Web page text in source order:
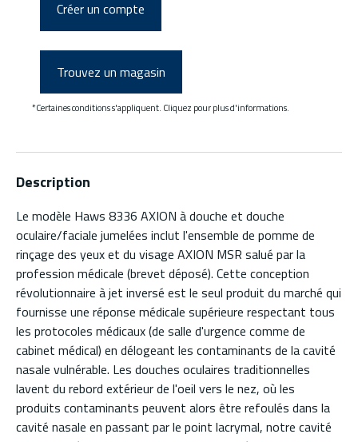
Créer un compte
Trouvez un magasin
*Certaines conditions s'appliquent. Cliquez pour plus d'informations.
Description
Le modèle Haws 8336 AXION à douche et douche
oculaire/faciale jumelées inclut l'ensemble de pomme de
rinçage des yeux et du visage AXION MSR salué par la
profession médicale (brevet déposé). Cette conception
révolutionnaire à jet inversé est le seul produit du marché qui
fournisse une réponse médicale supérieure respectant tous
les protocoles médicaux (de salle d'urgence comme de
cabinet médical) en délogeant les contaminants de la cavité
nasale vulnérable. Les douches oculaires traditionnelles
lavent du rebord extérieur de l'oeil vers le nez, où les
produits contaminants peuvent alors être refoulés dans la
cavité nasale en passant par le point lacrymal, notre cavité